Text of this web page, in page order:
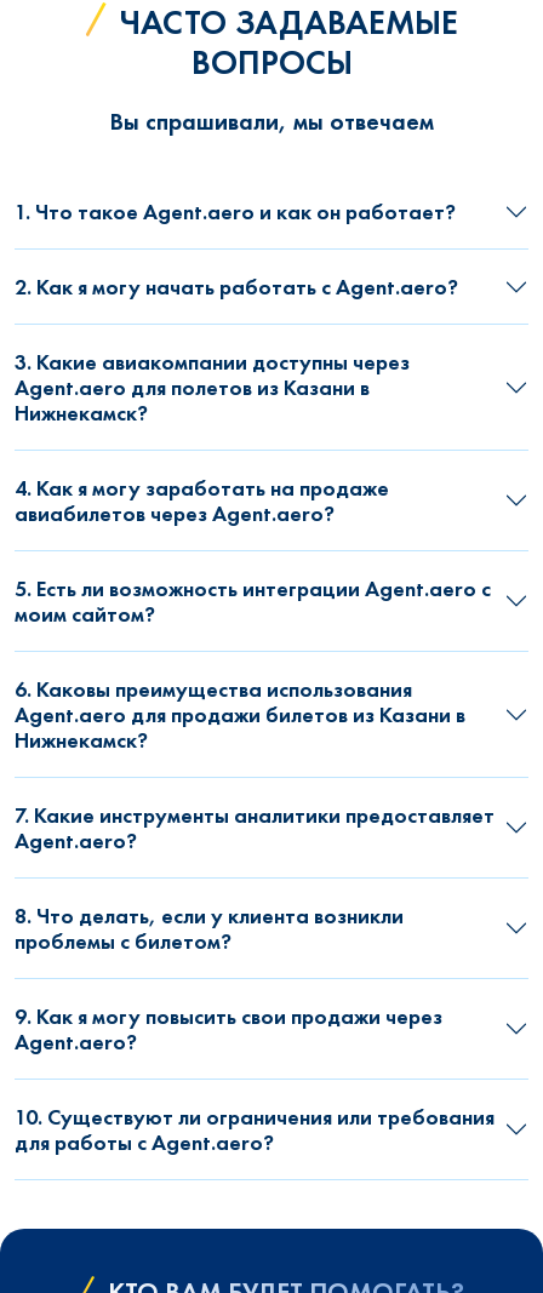
ЧАСТО ЗАДАВАЕМЫЕ
ВОПРОСЫ
Вы спрашивали, мы отвечаем
1. Что такое Agent.aero и как он работает?
2. Как я могу начать работать с Agent.aero?
3. Какие авиакомпании доступны через
Agent.aero для полетов из Казани в
Нижнекамск?
4. Как я могу заработать на продаже
авиабилетов через Agent.aero?
5. Есть ли возможность интеграции Agent.aero с
моим сайтом?
6. Каковы преимущества использования
Agent.aero для продажи билетов из Казани в
Нижнекамск?
7. Какие инструменты аналитики предоставляет
Agent.aero?
8. Что делать, если у клиента возникли
проблемы с билетом?
9. Как я могу повысить свои продажи через
Agent.aero?
10. Существуют ли ограничения или требования
для работы с Agent.aero?